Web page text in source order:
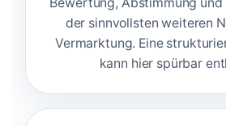
Bewertung, Abstimmung und
der sinnvollsten weiteren
Vermarktung. Eine
kann hier spürbar